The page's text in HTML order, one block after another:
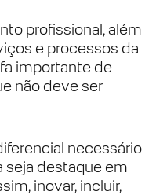
profissional, além
e processos da
importante de
não deve ser
necessário
seja destaque em
inovar, incluir,